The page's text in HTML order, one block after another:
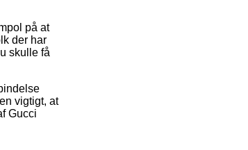
på at
der har
skulle få
vigtigt, at
Gucci